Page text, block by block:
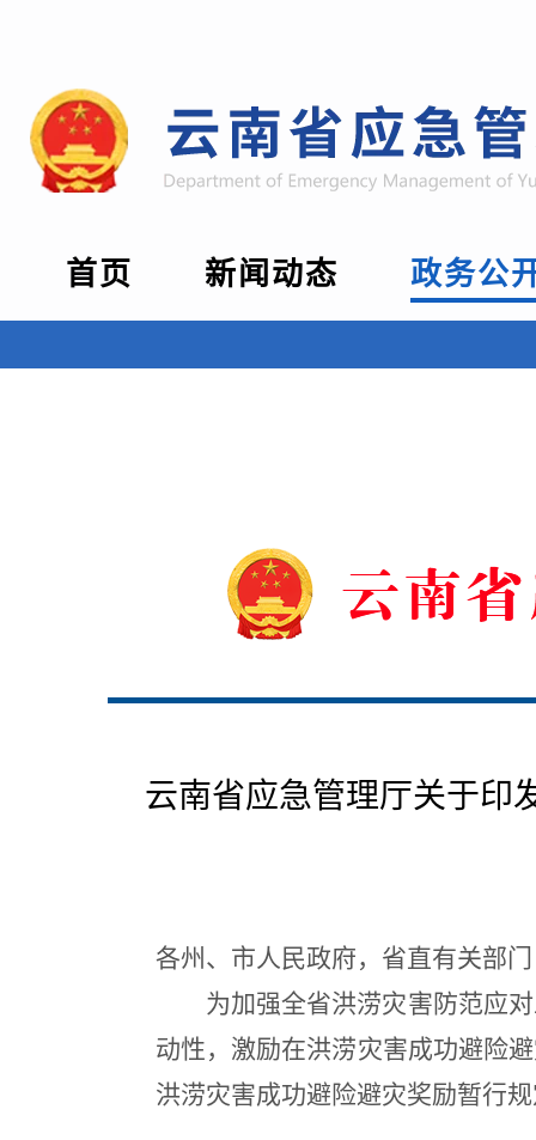
首页 新闻动态 政务公
云南省应急管理厅关于印
各州、市人民政府，省直有关部
为加强全省洪涝灾害防范应
动性，激励在洪涝灾害成功避险
洪涝灾害成功避险避灾奖励暂行